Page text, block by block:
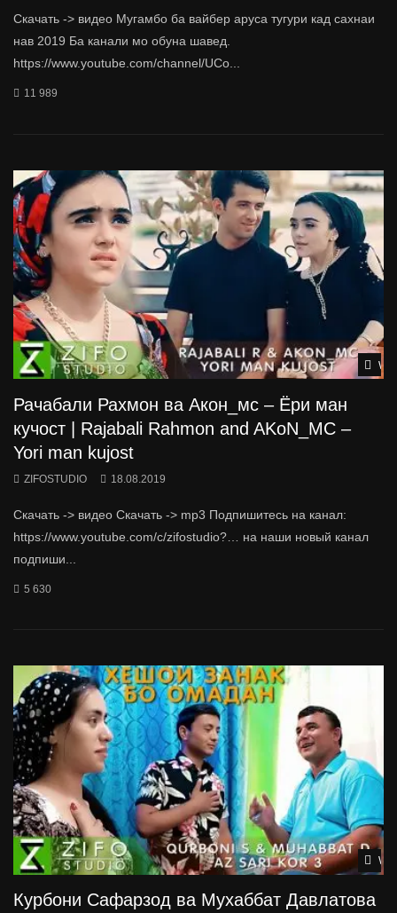
Скачать -> видео Мугамбо ба вайбер аруса тугури кад сахнаи
нав 2019 Ба канали мо обуна шавед.
https://www.youtube.com/channel/UCo...
11 989
Рачабали Рахмон ва Акон_мс – Ёри ман
кучост | Rajabali Rahmon and AKoN_MC –
Yori man kujost
ZIFOSTUDIO 18.08.2019
Скачать -> видео Скачать -> mp3 Подпишитесь на канал:
https://www.youtube.com/c/zifostudio?… на наши новый канал
подпиши...
5 630
Курбони Сафарзод ва Мухаббат Давлатова